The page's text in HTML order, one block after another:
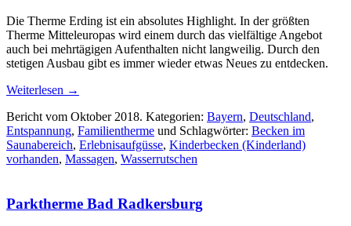
Die Therme Erding ist ein absolutes Highlight. In der größten
Therme Mitteleuropas wird einem durch das vielfältige Angebot
auch bei mehrtägigen Aufenthalten nicht langweilig. Durch den
stetigen Ausbau gibt es immer wieder etwas Neues zu entdecken.
Weiterlesen →
Bericht vom Oktober 2018. Kategorien: Bayern, Deutschland,
Entspannung, Familientherme und Schlagwörter: Becken im
Saunabereich, Erlebnisaufgüsse, Kinderbecken (Kinderland)
vorhanden, Massagen, Wasserrutschen
Parktherme Bad Radkersburg